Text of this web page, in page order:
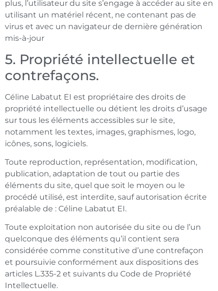
plus, l’utilisateur du site s’engage à accéder au site en
utilisant un matériel récent, ne contenant pas de
virus et avec un navigateur de dernière génération
mis-à-jour
5. Propriété intellectuelle et
contrefaçons.
Céline Labatut EI est propriétaire des droits de
propriété intellectuelle ou détient les droits d’usage
sur tous les éléments accessibles sur le site,
notamment les textes, images, graphismes, logo,
icônes, sons, logiciels.
Toute reproduction, représentation, modification,
publication, adaptation de tout ou partie des
éléments du site, quel que soit le moyen ou le
procédé utilisé, est interdite, sauf autorisation écrite
préalable de : Céline Labatut EI.
Toute exploitation non autorisée du site ou de l’un
quelconque des éléments qu’il contient sera
considérée comme constitutive d’une contrefaçon
et poursuivie conformément aux dispositions des
articles L.335-2 et suivants du Code de Propriété
Intellectuelle.